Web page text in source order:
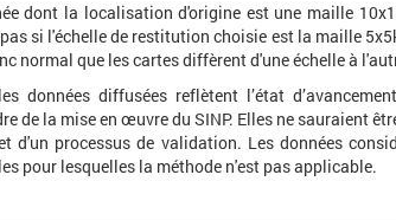
dont la localisation d'origine est une maille
si l'échelle de restitution choisie est la maille
normal que les cartes diffèrent d'une échelle à
données diffusées reflètent l’état
de la mise en œuvre du SINP. Elles ne sauraient
d'un processus de validation. Les données
pour lesquelles la méthode n'est pas applicable.